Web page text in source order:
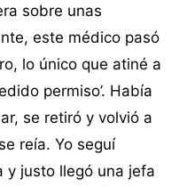
sobre unas
este médico pasó
lo único que atiné a
permiso’. Había
se retiró y volvió a
reía. Yo seguí
y justo llegó una jefa